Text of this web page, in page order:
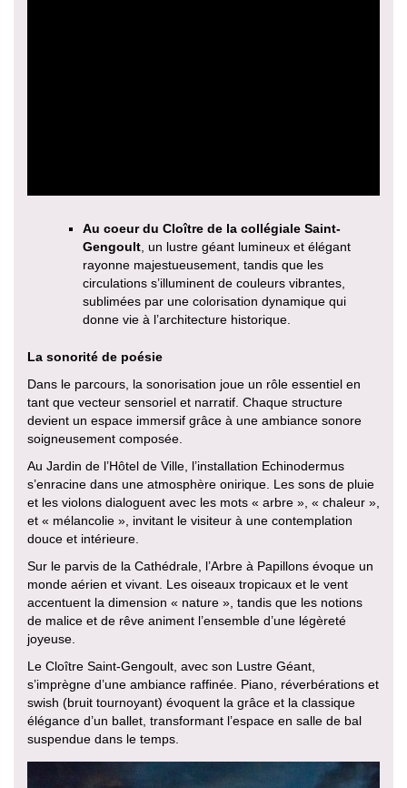
Au coeur du Cloître de la collégiale Saint-
Gengoult , un lustre géant lumineux et élégant
rayonne majestueusement, tandis que les
circulations s’illuminent de couleurs vibrantes,
sublimées par une colorisation dynamique qui
donne vie à l’architecture historique.
La sonorité de poésie
Dans le parcours, la sonorisation joue un rôle essentiel en
tant que vecteur sensoriel et narratif. Chaque structure
devient un espace immersif grâce à une ambiance sonore
soigneusement composée.
Au Jardin de l’Hôtel de Ville, l’installation Echinodermus
s’enracine dans une atmosphère onirique. Les sons de pluie
et les violons dialoguent avec les mots « arbre », « chaleur »,
et « mélancolie », invitant le visiteur à une contemplation
douce et intérieure.
Sur le parvis de la Cathédrale, l’Arbre à Papillons évoque un
monde aérien et vivant. Les oiseaux tropicaux et le vent
accentuent la dimension « nature », tandis que les notions
de malice et de rêve animent l’ensemble d’une légèreté
joyeuse.
Le Cloître Saint-Gengoult, avec son Lustre Géant,
s’imprègne d’une ambiance raffinée. Piano, réverbérations et
swish (bruit tournoyant) évoquent la grâce et la classique
élégance d’un ballet, transformant l’espace en salle de bal
suspendue dans le temps.